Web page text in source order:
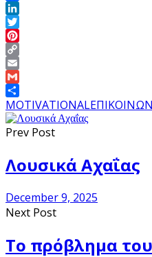
Facebook
LinkedIn
Twitter
Pinterest
Copy
Link
Email
Gmail
Share
MOTIVATIONAL
Prev Post
Λουσικά Αχαΐας
December 9, 2025
Next Post
Το πρόβλημα